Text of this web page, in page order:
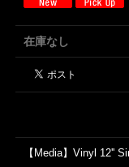
在庫なし
【Media】Vinyl 12''